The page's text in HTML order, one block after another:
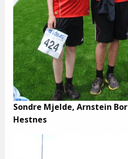
Sondre Mjelde, Arnstein
Hestnes